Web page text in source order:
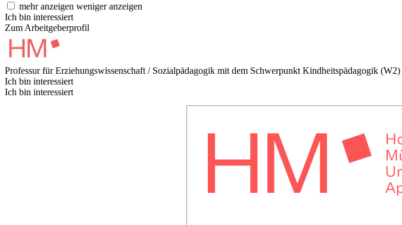
mehr anzeigen weniger anzeigen
Ich bin interessiert
Zum Arbeitgeberprofil
Professur für Erziehungswissenschaft / Sozialpädagogik mit dem Schwerpunkt Kindheitspädagogik (W2)
Ich bin interessiert
Ich bin interessiert